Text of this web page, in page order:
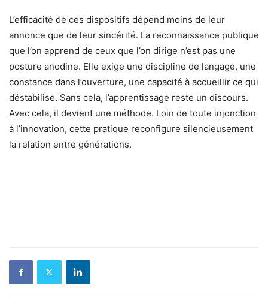
L’efficacité de ces dispositifs dépend moins de leur
annonce que de leur sincérité. La reconnaissance publique
que l’on apprend de ceux que l’on dirige n’est pas une
posture anodine. Elle exige une discipline de langage, une
constance dans l’ouverture, une capacité à accueillir ce qui
déstabilise. Sans cela, l’apprentissage reste un discours.
Avec cela, il devient une méthode. Loin de toute injonction
à l’innovation, cette pratique reconfigure silencieusement
la relation entre générations.